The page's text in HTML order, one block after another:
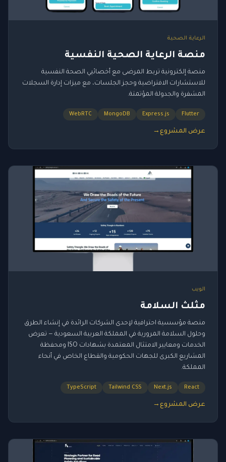
الرعاية الصحية
منصة الرعاية الصحية النفسية
منصة إلكترونية تربط المرضى مع أخصائيي الصحة النفسية
للاستشارات الافتراضية وحجز الجلسات، مع ميزات إدارة السجلات
المشفرة والجدولة المؤتمتة.
Flutter
Express.js
MongoDB
WebRTC
عرض المشروع →
الويب
مثلث السلامة
منصة مؤسسية احترافية لإحدى الشركات الرائدة في إنشاء الطرق
وحلول السلامة المرورية في المملكة العربية السعودية — تعرض
الخدمات ومعايير الامتثال المعتمدة بشهادات ISO ومحفظة
المشاريع الكبرى للجهات الحكومية والقطاع الخاص في أنحاء
المملكة.
React
Next.js
Tailwind CSS
TypeScript
عرض المشروع →